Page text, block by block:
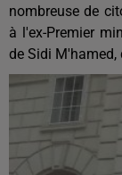
nombreuse de
à l'ex-Premier
de Sidi M'hamed,